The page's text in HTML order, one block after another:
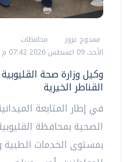
ممدوح عزوز
محافظات
الأحد، 09 اغسطس 2026 07:42 م
وكيل وزارة صحة
القناطر الخيرية
في إطار المتابعة
الصحية بمحافظة
بمستوى الخدمات الطبية